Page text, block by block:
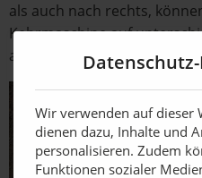
als auch nach rechts,
Kehrmaschine auf
arbeiten.
Wir verwenden auf dieser
dienen dazu, Inhalte und
personalisieren. Zudem
Funktionen sozialer